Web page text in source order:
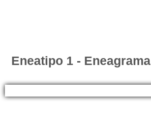
Eneatipo 1 - Eneagrama